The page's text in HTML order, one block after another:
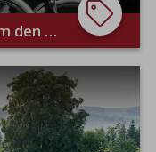
Mit dem Mountainbike rund um den Feldberg